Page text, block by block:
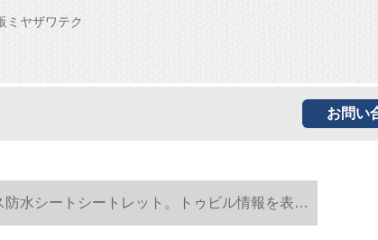
ミヤザワテク
お問い
水シートシートレット。トゥビル情報を表示